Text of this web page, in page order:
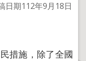
日期112年9月18日
措施，除了全國